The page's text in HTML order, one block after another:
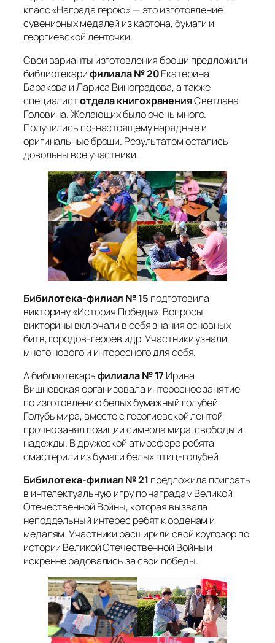
класс «Награда герою» — это изготовление
сувенирных медалей из картона, бумаги и
георгиевской ленточки.
Свои варианты изготовления броши предложили
библиотекарифилиала № 20Екатерина
Баракова и Лариса Виноградова, а также
специалистотдела книгохраненияСветлана
Головина. Желающих было очень много.
Получились по-настоящему нарядные и
оригинальные броши. Результатом остались
довольны все участники.
Бибилотека-филиал № 15 подготовила
викторину «История Победы». Вопросы
викторины включали в себя знания основных
битв, городов-героев идр. Участники узнали
много нового и интересного для себя.
А библиотекарьфилиала № 17 Ирина
Вишневская организовала интересное занятие
по изготовлению белых бумажный голубей.
Голубь мира, вместе с георгиевской лентой
прочно занял позиции символа мира, свободы и
надежды. В дружеской атмосфере ребята
смастерили из бумаги белых птиц-голубей.
Бибилотека-филиал № 21 предложила поиграть
в интелектуальную игру по наградам Великой
Отечественной Войны, которая вызвала
неподдельный интерес ребят к орденам и
медалям. Участники расширили свой кругозор по
истории Великой Отечественной Войны и
искренне радовались за свои победы.